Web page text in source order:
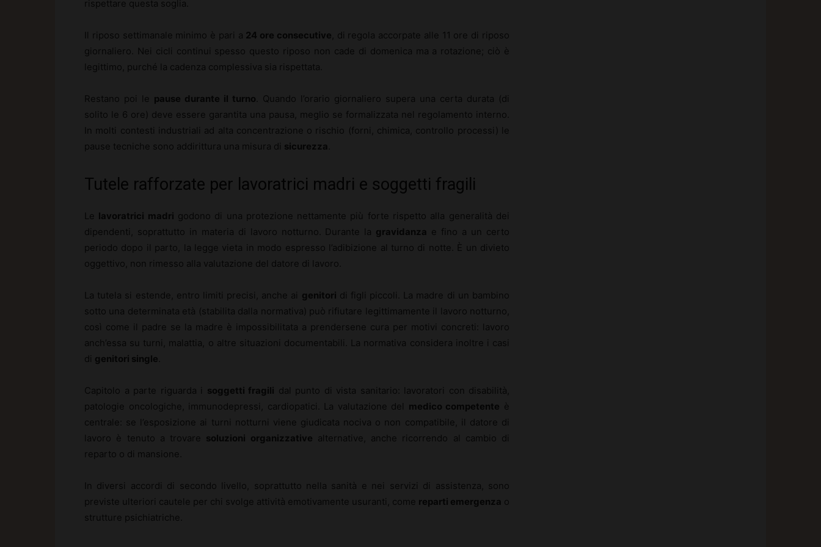
rispettare questa soglia.
Il riposo settimanale minimo è pari a 24 ore consecutive , di regola accorpate alle 11 ore di riposo
giornaliero. Nei cicli continui spesso questo riposo non cade di domenica ma a rotazione; ciò è
legittimo, purché la cadenza complessiva sia rispettata.
Restano poi le pause durante il turno . Quando l’orario giornaliero supera una certa durata (di
solito le 6 ore) deve essere garantita una pausa, meglio se formalizzata nel regolamento interno.
In molti contesti industriali ad alta concentrazione o rischio (forni, chimica, controllo processi) le
pause tecniche sono addirittura una misura di sicurezza
Tutele rafforzate per lavoratrici madri e soggetti fragili
Le lavoratrici madri godono di una protezione nettamente più forte rispetto alla generalità dei
dipendenti, soprattutto in materia di lavoro notturno. Durante la gravidanza e fino a un certo
periodo dopo il parto, la legge vieta in modo espresso l’adibizione al turno di notte. È un divieto
oggettivo, non rimesso alla valutazione del datore di lavoro.
La tutela si estende, entro limiti precisi, anche ai genitori di figli piccoli. La madre di un bambino
sotto una determinata età (stabilita dalla normativa) può rifiutare legittimamente il lavoro notturno,
così come il padre se la madre è impossibilitata a prendersene cura per motivi concreti: lavoro
anch’essa su turni, malattia, o altre situazioni documentabili. La normativa considera inoltre i casi
di genitori single
Capitolo a parte riguarda i soggetti fragili dal punto di vista sanitario: lavoratori con disabilità,
patologie oncologiche, immunodepressi, cardiopatici. La valutazione del medico competente è
centrale: se l’esposizione ai turni notturni viene giudicata nociva o non compatibile, il datore di
lavoro è tenuto a trovare soluzioni organizzative alternative, anche ricorrendo al cambio di
reparto o di mansione.
In diversi accordi di secondo livello, soprattutto nella sanità e nei servizi di assistenza, sono
previste ulteriori cautele per chi svolge attività emotivamente usuranti, come reparti emergenza o
strutture psichiatriche.